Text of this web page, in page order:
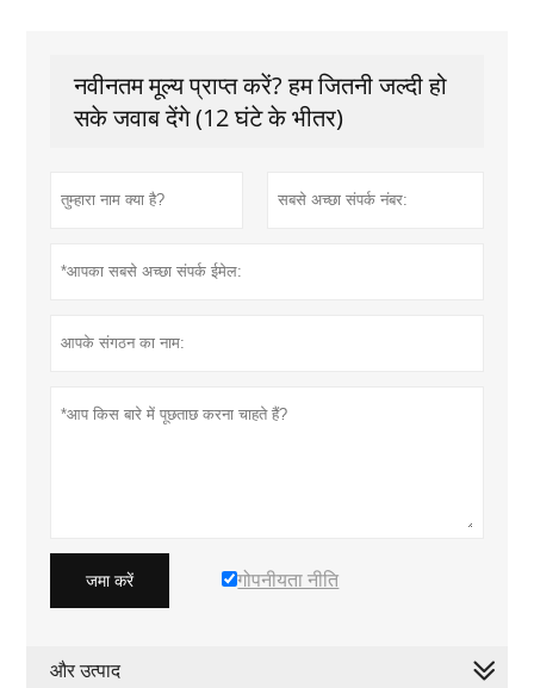
नवीनतम मूल्य प्राप्त करें? हम जितनी जल्दी हो
सके जवाब देंगे (12 घंटे के भीतर)
जमा करें गोपनीयता नीति
और उत्पाद